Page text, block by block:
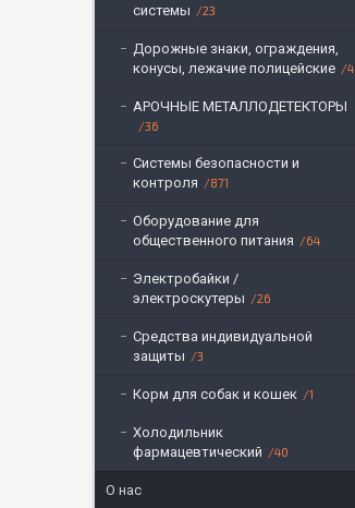
системы
23
Дорожные знаки, ограждения,
конусы, лежачие полицейские
4
АРОЧНЫЕ МЕТАЛЛОДЕТЕКТОРЫ
36
Системы безопасности и
контроля
871
Оборудование для
общественного питания
64
Электробайки /
электроскутеры
26
Средства индивидуальной
защиты
3
Корм для собак и кошек 1
Холодильник
фармацевтический
40
О нас